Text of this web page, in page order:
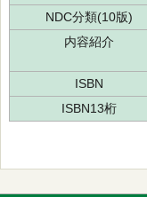
NDC分類(10版)
内容紹介
ISBN
ISBN13桁